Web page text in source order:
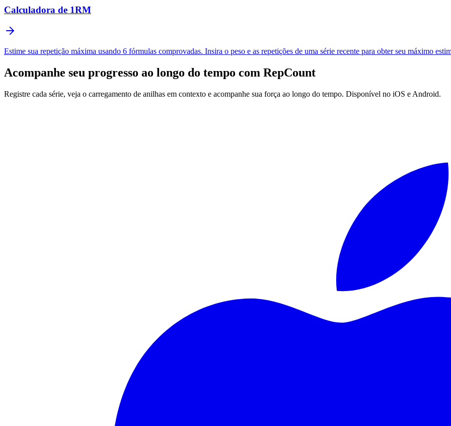
Calculadora de 1RM
Estime sua repetição máxima usando 6 fórmulas comprovadas. Insira o peso e as repetições de uma série recente para obter seu máximo
Acompanhe seu progresso ao longo do tempo com RepCount
Registre cada série, veja o carregamento de anilhas em contexto e acompanhe sua força ao longo do tempo. Disponível no iOS e Android.